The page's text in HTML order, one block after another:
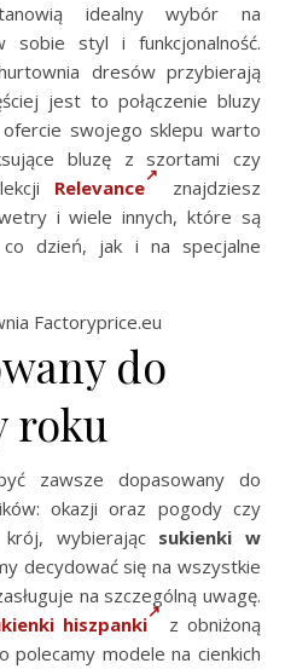
idealny wybór na
sobie styl i funkcjonalność.
dresów przybierają
jest to połączenie bluzy
swojego sklepu warto
bluzę z szortami czy
Relevance
znajdziesz
i wiele innych, które są
dzień, jak i na specjalne
Factoryprice.eu
do
roku
zawsze dopasowany do
okazji oraz pogody czy
wybierając sukienki w
decydować się na wszystkie
na szczególną uwagę.
hiszpanki
z obniżoną
polecamy modele na cienkich